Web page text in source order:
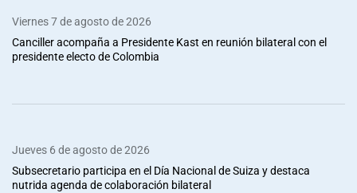
Viernes 7 de agosto de 2026
Canciller acompaña a Presidente Kast en reunión bilateral con el
presidente electo de Colombia
Jueves 6 de agosto de 2026
Subsecretario participa en el Día Nacional de Suiza y destaca
nutrida agenda de colaboración bilateral